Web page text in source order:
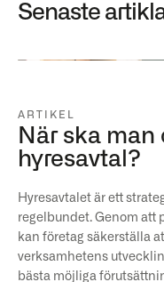
Senaste
ARTIKEL
När ska
hyresavtal?
Hyresavtalet är ett
regelbundet. Genom att
kan företag säkerställa
verksamhetens
bästa möjliga